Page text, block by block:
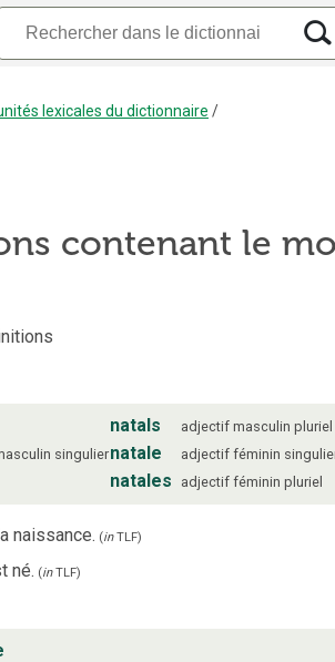
lexicales du dictionnaire /
contenant le
singulier
natals adjectif masculin pluriel
natale adjectif féminin
natales adjectif féminin pluriel
naissance. (inTLF)
né. (inTLF)